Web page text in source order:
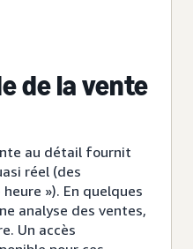
de la vente
au détail fournit
réel (des
»). En quelques
analyse des ventes,
Un accès